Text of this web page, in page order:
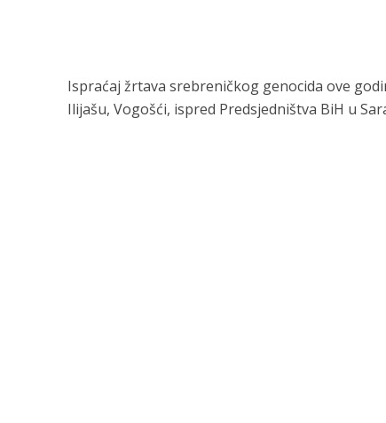
Ispraćaj žrtava srebreničkog genocida ove
Ilijašu, Vogošći, ispred Predsjedništva BiH u